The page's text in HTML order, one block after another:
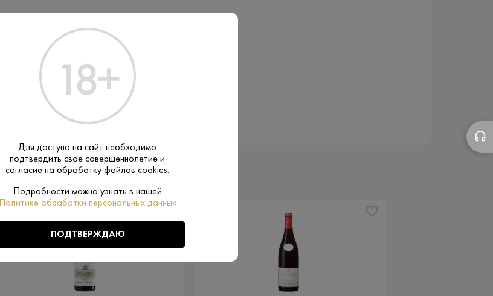
урожая:
ПОХОЖИЕ
Для доступа на сайт необходимо
подтвердить свое совершеннолетие и
согласие на обработку файлов cookies.
Подробности можно узнать в нашей
Политике обработки персональных данных
ПОДТВЕРЖДАЮ